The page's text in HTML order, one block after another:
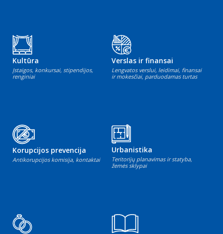
Kultūra
Įstaigos, konkursai, stipendijos,
renginiai
Verslas ir finansai
Lengvatos verslui, leidimai, finansai
ir mokesčiai, parduodamas turtas
Korupcijos prevencija
Antikorupcijos komisija, kontaktai
Urbanistika
Teritorijų planavimas ir statyba,
žemės sklypai